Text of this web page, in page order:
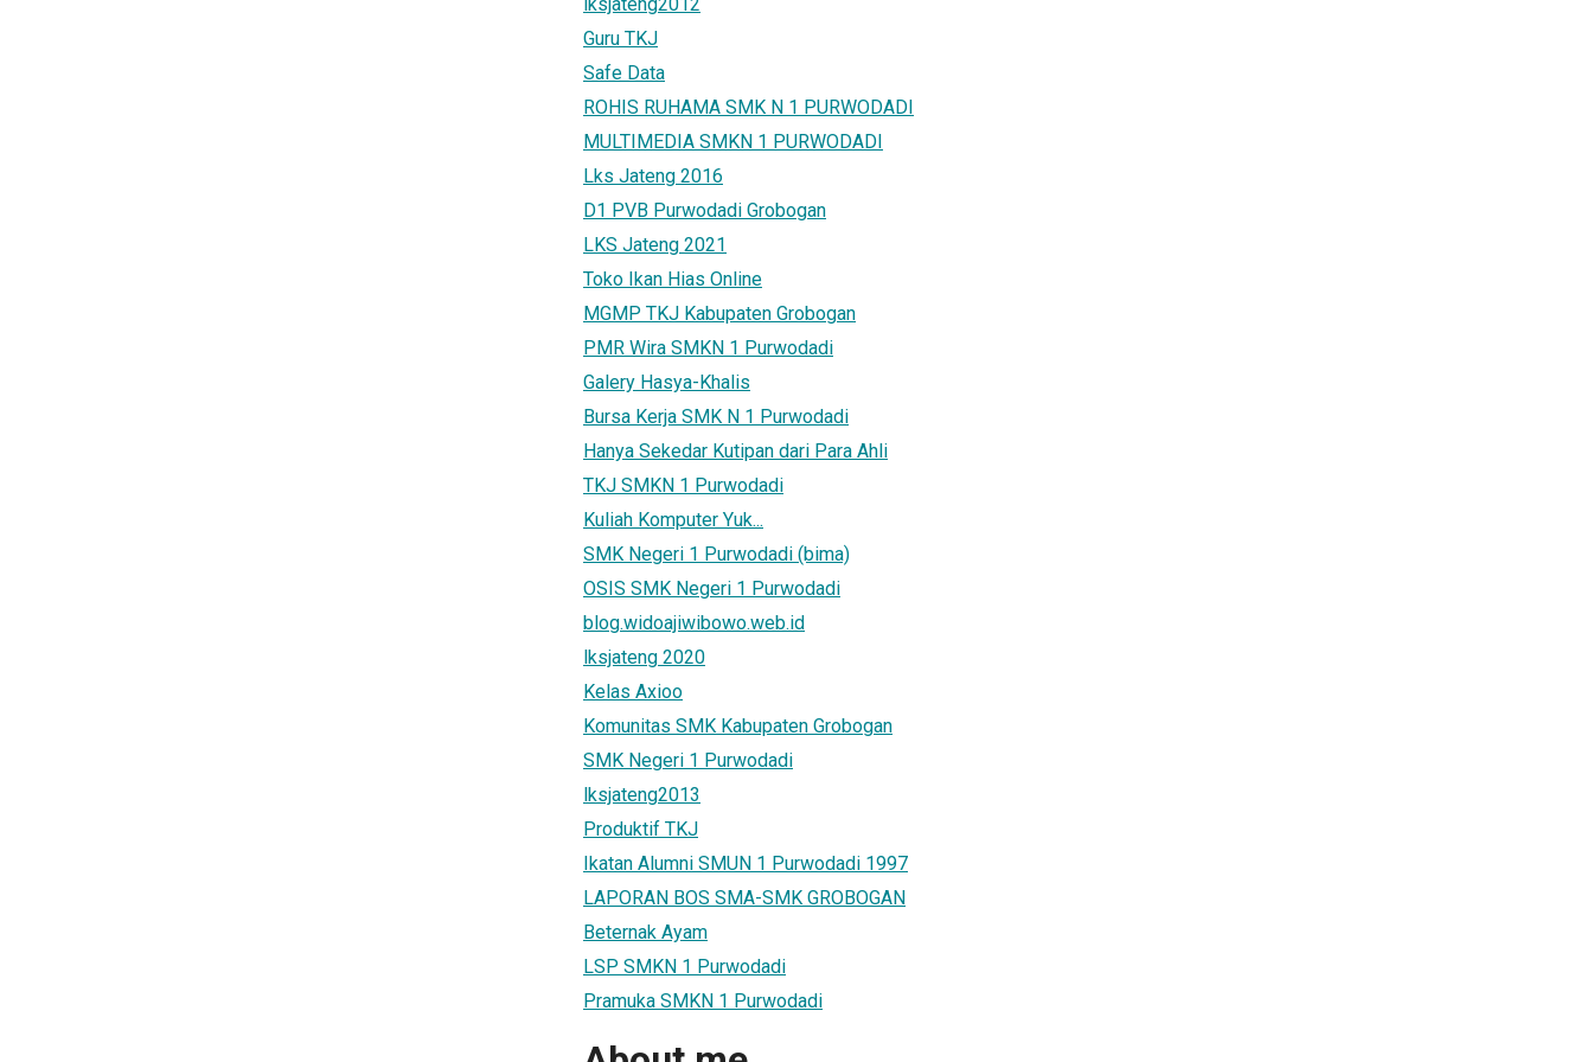
Guru TKJ
Safe Data
ROHIS RUHAMA SMK N 1 PURWODADI
MULTIMEDIA SMKN 1 PURWODADI
Lks Jateng 2016
D1 PVB Purwodadi Grobogan
LKS Jateng 2021
Toko Ikan Hias Online
MGMP TKJ Kabupaten Grobogan
PMR Wira SMKN 1 Purwodadi
Galery Hasya-Khalis
Bursa Kerja SMK N 1 Purwodadi
Hanya Sekedar Kutipan dari Para Ahli
TKJ SMKN 1 Purwodadi
Kuliah Komputer Yuk...
SMK Negeri 1 Purwodadi (bima)
OSIS SMK Negeri 1 Purwodadi
blog.widoajiwibowo.web.id
lksjateng 2020
Kelas Axioo
Komunitas SMK Kabupaten Grobogan
SMK Negeri 1 Purwodadi
lksjateng2013
Produktif TKJ
Ikatan Alumni SMUN 1 Purwodadi 1997
LAPORAN BOS SMA-SMK GROBOGAN
Beternak Ayam
LSP SMKN 1 Purwodadi
Pramuka SMKN 1 Purwodadi